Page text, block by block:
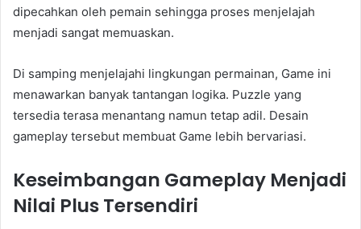
dipecahkan oleh pemain sehingga proses menjelajah
menjadi sangat memuaskan.
Di samping menjelajahi lingkungan permainan, Game ini
menawarkan banyak tantangan logika. Puzzle yang
tersedia terasa menantang namun tetap adil. Desain
gameplay tersebut membuat Game lebih bervariasi.
Keseimbangan Gameplay Menjadi
Nilai Plus Tersendiri